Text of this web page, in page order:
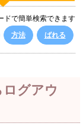
ドで簡単検索できます
方法 ばれる
グアウ